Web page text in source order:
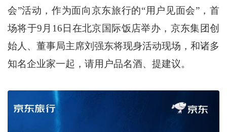
会”活动，作为面向京东旅行的“用户见面会”，首
场将于9月16日在北京国际饭店举办，京东集团创
始人、董事局主席刘强东将现身活动现场，和诸多
知名企业家一起，请用户品名酒、提建议。